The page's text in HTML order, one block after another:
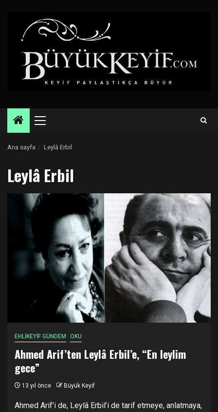
Primary
Ana sayfa Leylâ Erbil
Leylâ Erbil
EHLİKEYİF GÜNDEM OKU
Ahmed Arif’ten Leylâ Erbil’e, “En leylim
gece”
13 yıl önce Büyük Keyif
Ahmed Arif’i de, Leylâ Erbil’i de tarif etmeye, anlatmaya,